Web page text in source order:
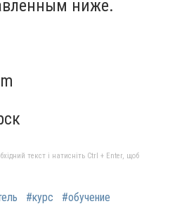
ниже.
текст і натисніть Ctrl + Enter, щоб
#курс #обучение